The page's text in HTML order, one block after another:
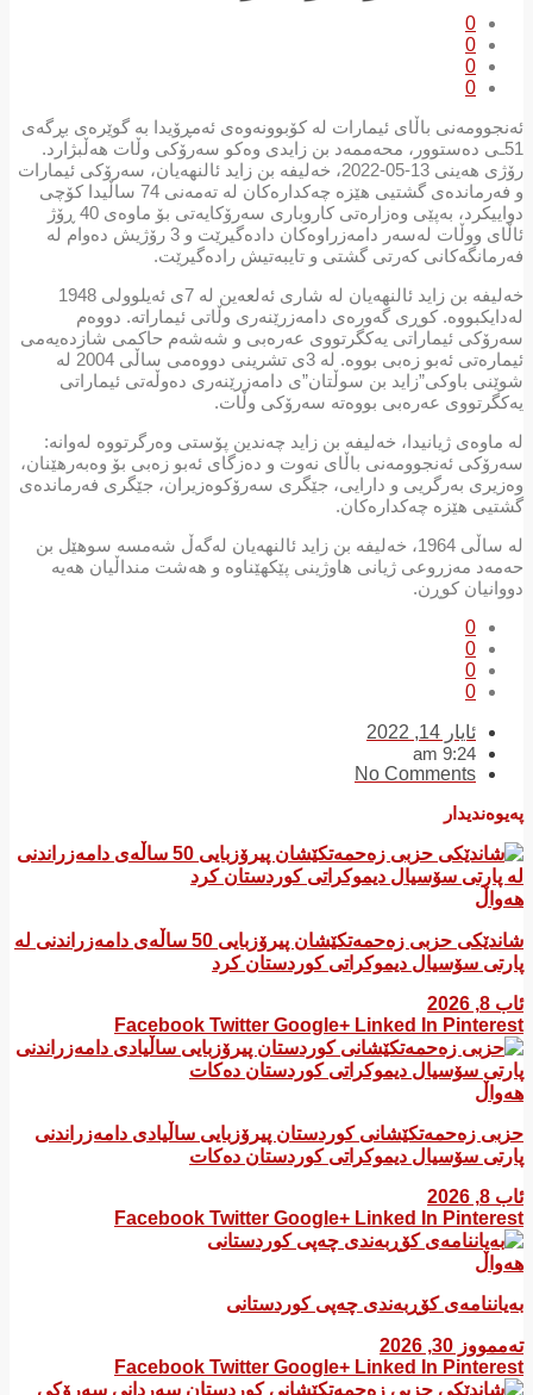
0
0
0
0
ئەنجوومەنی باڵای ئیمارات لە کۆبوونەوەی ئەمڕۆیدا بە گوێرەی بڕگەی
51ـی دەستوور، محەممەد بن زایدی وەکو سەرۆکی وڵات هەڵبژارد.
رۆژی هەینی 13-05-2022، خەلیفە بن زاید ئالنهەیان، سەرۆکی ئیمارات
و فەرماندەی گشتیی هێزە چەکدارەکان لە تەمەنی 74 ساڵیدا کۆچی
دواییکرد، بەپێی وەزارەتی کاروباری سەرۆکایەتی بۆ ماوەی 40 ڕۆژ
ئاڵای ووڵات لەسەر دامەزراوەکان دادەگیرێت و 3 رۆژیش دەوام لە
فەرمانگەکانی کەرتی گشتی و تایبەتیش رادەگیرێت.
خەلیفە بن زاید ئالنهەیان لە شاری ئەلعەین لە 7ی ئەیلوولی 1948
لەدایکبووە. کوڕی گەورەی دامەزرێنەری وڵاتی ئیماراتە. دووەم
سەرۆکی ئیماراتی یەکگرتووی عەرەبی و شەشەم حاکمی شازدەیەمی
ئیمارەتی ئەبو زەبی بووە. لە 3ی تشرینی دووەمی ساڵی 2004 لە
شوێنی باوکی”زاید بن سوڵتان”ی دامەزرێنەری دەوڵەتی ئیماراتی
یەکگرتووی عەرەبی بووەتە سەرۆکی وڵات.
لە ماوەی ژیانیدا، خەلیفە بن زاید چەندین پۆستی وەرگرتووە لەوانە:
سەرۆکی ئەنجوومەنی باڵای نەوت و دەزگای ئەبو زەبی بۆ وەبەرهێنان،
وەزیری بەرگریی و دارایی، جێگری سەرۆکوەزیران، جێگری فەرماندەی
گشتیی هێزە چەکدارەکان.
لە ساڵی 1964، خەلیفە بن زاید ئالنهەیان لەگەڵ شەمسە سوهێل بن
حەمەد مەزروعی ژیانی هاوژینی پێکهێناوە و هەشت منداڵیان هەیە
دووانیان کوڕن.
0
0
0
0
ئایار 14, 2022
9:24 am
No Comments
پەیوەندیدار
هەواڵ
شاندێکی حزبی زەحمەتکێشان پیرۆزبایی 50 ساڵەی دامەزراندنی لە
پارتی سۆسیال دیموکراتی کوردستان کرد
ئاب 8, 2026
Facebook Twitter Google+ Linked In Pinterest
هەواڵ
​حزبی زەحمەتکێشانی کوردستان پیرۆزبایی ساڵیادی دامەزراندنی
پارتی سۆسیال دیموکراتی کوردستان دەکات
ئاب 8, 2026
Facebook Twitter Google+ Linked In Pinterest
هەواڵ
بەیاننامەی کۆڕبەندی چەپی کوردستانی
تەممووز 30, 2026
Facebook Twitter Google+ Linked In Pinterest